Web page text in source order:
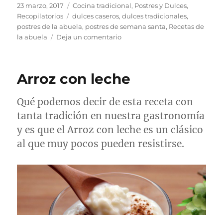
Publicado
el
23 marzo, 2017 Categorías
Cocina tradicional, Postres y Dulces,
Recopilatorios
Etiquetas
dulces caseros,dulces tradicionales,
postres de la abuela, postres de semana santa, Recetas de
la abuela
Deja un comentarioen
II
Arroz con leche
Qué podemos decir de esta receta con
tanta tradición en nuestra gastronomía
y es que el Arroz con leche es un clásico
al que muy pocos pueden resistirse.